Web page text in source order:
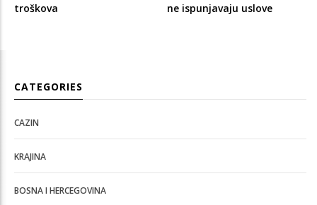
troškova
ne ispunjavaju uslove
CATEGORIES
CAZIN
KRAJINA
BOSNA I HERCEGOVINA